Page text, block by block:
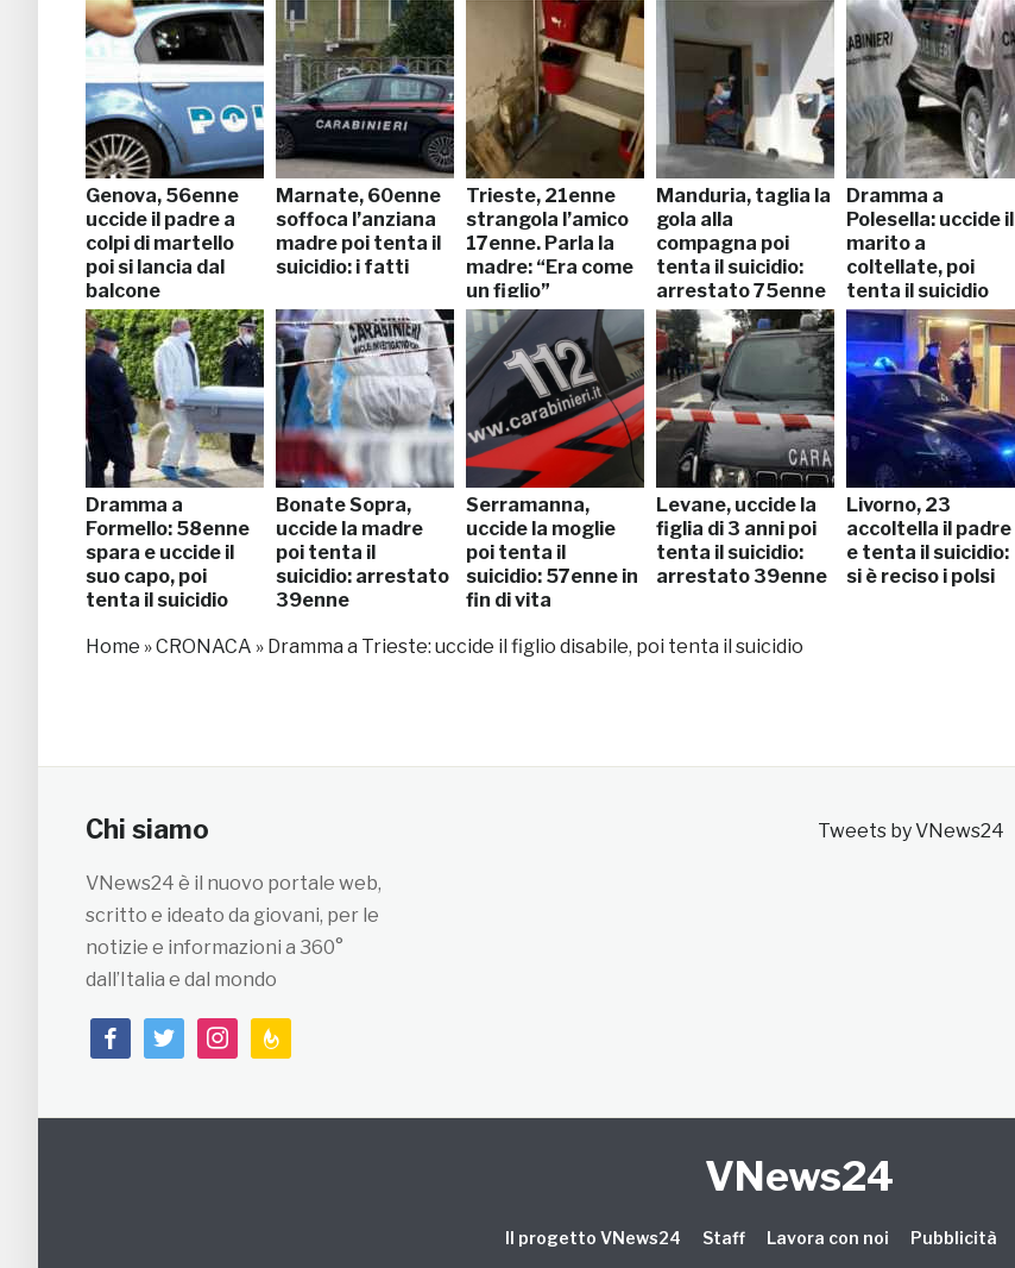
Genova, 56enne
uccide il padre a
colpi di martello
poi si lancia dal
balcone
Marnate, 60enne
soffoca l’anziana
madre poi tenta il
suicidio: i fatti
Trieste, 21enne
strangola l’amico
17enne. Parla la
madre: “Era come
un figlio”
Manduria, taglia la
gola alla
compagna poi
tenta il suicidio:
arrestato 75enne
Dramma a
Polesella: uccide il
marito a
coltellate, poi
tenta il suicidio
Dramma a
Formello: 58enne
spara e uccide il
suo capo, poi
tenta il suicidio
Bonate Sopra,
uccide la madre
poi tenta il
suicidio: arrestato
39enne
Serramanna,
uccide la moglie
poi tenta il
suicidio: 57enne in
fin di vita
Levane, uccide la
figlia di 3 anni poi
tenta il suicidio:
arrestato 39enne
Livorno, 23
accoltella il padre
e tenta il suicidio:
si è reciso i polsi
Home »CRONACA » Dramma a Trieste: uccide il figlio disabile, poi tenta il suicidio
Chi siamo
VNews24 è il nuovo portale web,
scritto e ideato da giovani, per le
notizie e informazioni a 360°
dall’Italia e dal mondo
facebooktwitterinstagramfeedburner
Tweets by VNews24
VNews24
Il progetto VNews24 Staff Lavora con noi Pubblicità